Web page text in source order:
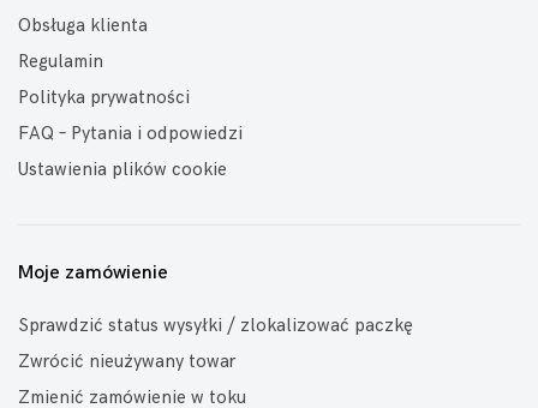
Obsługa klienta
Regulamin
Polityka prywatności
FAQ – Pytania i odpowiedzi
Ustawienia plików cookie
Moje zamówienie
Sprawdzić status wysyłki / zlokalizować paczkę
Zwrócić nieużywany towar
Zmienić zamówienie w toku